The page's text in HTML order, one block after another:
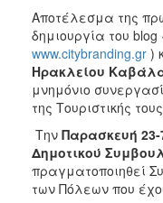
2010
2006
ΤΟΠΟΣ
ΠΟΛΙΤΙΣΜΟΣ
Αποτέλεσμα της
δημιουργία του blog
www.citybranding.gr )
Ηρακλείου
μνημόνιο
της Τουριστικής
Την Παρασκευή 23-
Δημοτικού
πραγματοποιηθεί
των Πόλεων που